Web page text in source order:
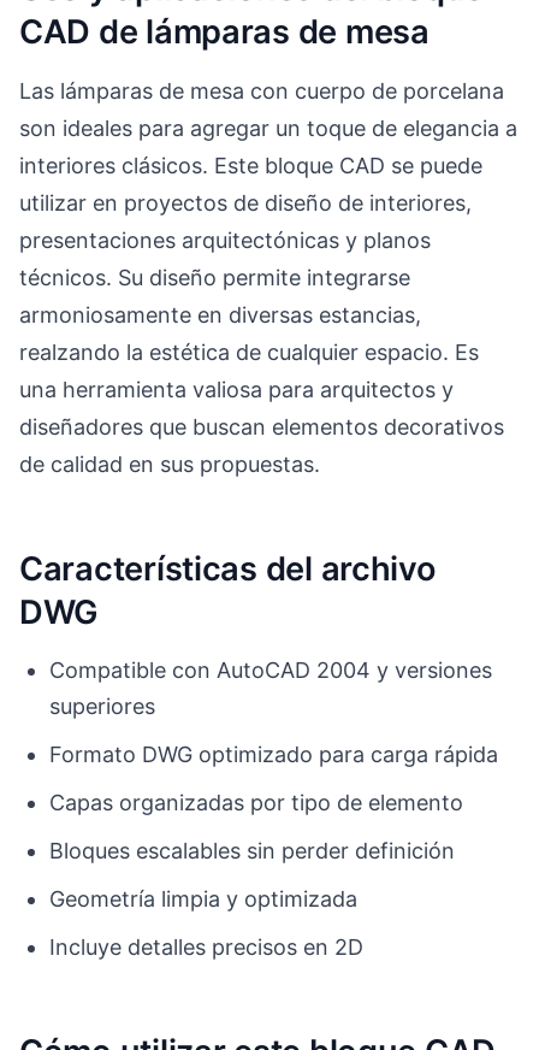
CAD de lámparas de mesa
Las lámparas de mesa con cuerpo de porcelana
son ideales para agregar un toque de elegancia a
interiores clásicos. Este bloque CAD se puede
utilizar en proyectos de diseño de interiores,
presentaciones arquitectónicas y planos
técnicos. Su diseño permite integrarse
armoniosamente en diversas estancias,
realzando la estética de cualquier espacio. Es
una herramienta valiosa para arquitectos y
diseñadores que buscan elementos decorativos
de calidad en sus propuestas.
Características del archivo
DWG
Compatible con AutoCAD 2004 y versiones
superiores
Formato DWG optimizado para carga rápida
Capas organizadas por tipo de elemento
Bloques escalables sin perder definición
Geometría limpia y optimizada
Incluye detalles precisos en 2D